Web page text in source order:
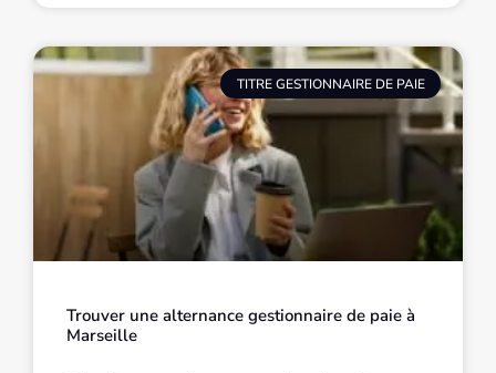
TITRE GESTIONNAIRE DE PAIE
Trouver une alternance gestionnaire de paie à
Marseille